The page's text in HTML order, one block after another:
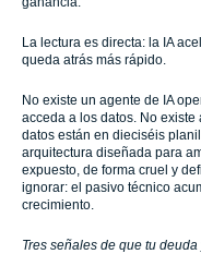
La lectura es directa: la IA
queda atrás más rápido.
No existe un agente de IA
acceda a los datos. No
datos están en dieciséis
arquitectura diseñada para
expuesto, de forma cruel y
ignorar: el pasivo técnico
crecimiento.
Tres señales de que tu